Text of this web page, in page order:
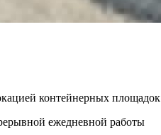
контейнерных площадок
ежедневной работы